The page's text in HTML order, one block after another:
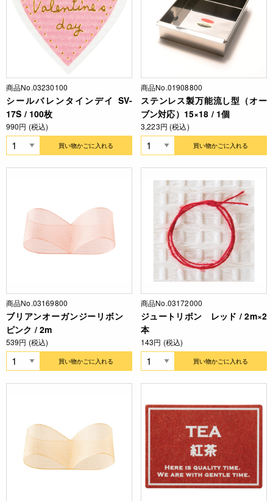
商品No.03230100
シールバレンタインデイ SV-
17S / 100枚
990円 (税込)
買い物かごに入れる
商品No.01908800
ステンレス製万能流し型（オー
ブン対応）15×18 / 1個
3,223円 (税込)
買い物かごに入れる
商品No.03169800
ブリアンオーガンジーリボン
ピンク / 2m
539円 (税込)
買い物かごに入れる
商品No.03172000
ジュートリボン レッド / 2m×2
本
143円 (税込)
買い物かごに入れる